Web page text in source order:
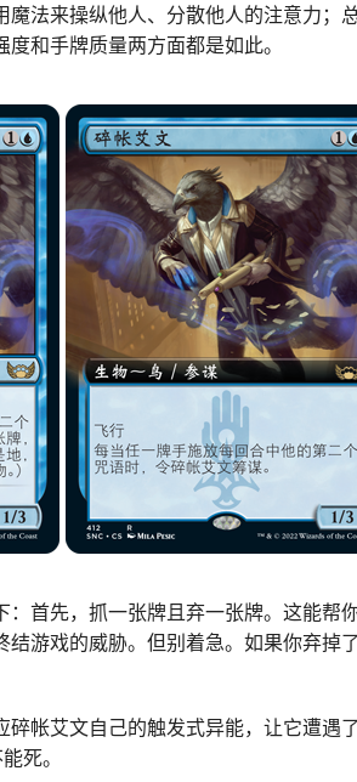
法来操纵他人、分散他人的注意力；
和手牌质量两方面都是如此。
首先，抓一张牌且弃一张牌。这能帮
游戏的威胁。但别着急。如果你弃掉
帐艾文自己的触发式异能，让它遭遇
死。